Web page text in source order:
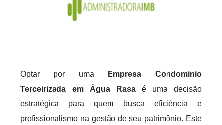
Optar por uma
Empresa Condominio
Terceirizada em Água Rasaé uma decisão
estratégica para quem busca eficiência e
profissionalismo na gestão de seu patrimônio. Este